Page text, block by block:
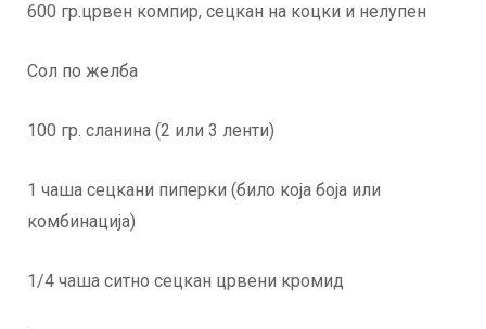
600 гр.црвен компир, сецкан на коцки и нелупен
Сол по желба
100 гр. сланина (2 или 3 ленти)
1 чаша сецкани пиперки (било која боја или
комбинација)
1/4 чаша ситно сецкан црвени кромид